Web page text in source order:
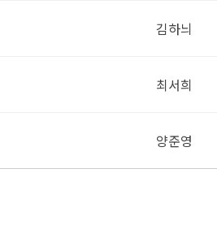
김하늬
최서희
양준영